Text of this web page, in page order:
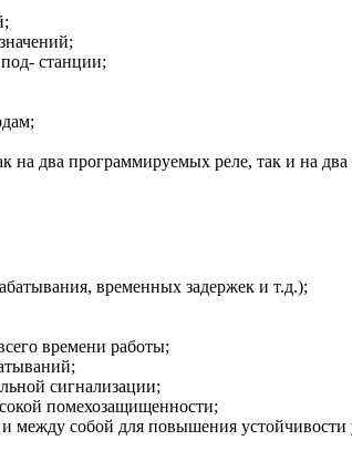
станции;
два программируемых реле, так и на
временных задержек и т.д.);
времени работы;
сигнализации;
помехозащищенности;
между собой для повышения